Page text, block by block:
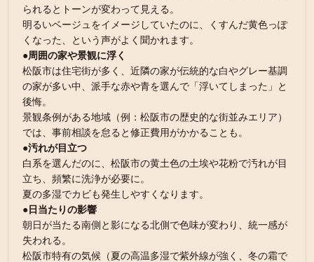
られるとトーンが変わって見える。
明るいベージュをイメージしていたのに、くすんだ黄色っぽ
くなった、という声がよく聞かれます。
●周囲の家や景観に浮く
松阪市は住宅街が多く、近隣の家が伝統的な白やグレー基調
の家が多い中、派手な赤や青を選んで「浮いてしまった」と
後悔。
景観条例がある地域（例：松阪市の歴史的な街並みエリア）
では、事前相談を怠ると修正費用がかかることも。
●汚れが目立つ
白系を選んだのに、松阪市の黄土色の土埃や花粉で汚れが目
立ち、頻繁に洗浄が必要に。
夏の多湿でカビも発生しやすくなります。
●日当たりの影響
朝日が当たる南側と影になる北側で色味が変わり、統一感が
失われる。
松阪市特有の気候（夏の高温多湿で紫外線が強く、冬の霜で